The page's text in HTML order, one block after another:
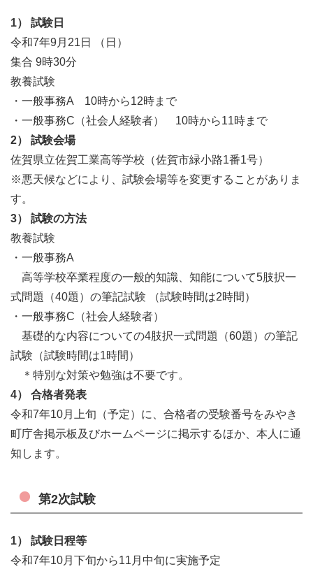
1） 試験日
令和7年9月21日 （日）
集合 9時30分
教養試験
・一般事務A 10時から12時まで
・一般事務C（社会人経験者） 10時から11時まで
2） 試験会場
佐賀県立佐賀工業高等学校（佐賀市緑小路1番1号）
※悪天候などにより、試験会場等を変更することがありま
す。
3） 試験の方法
教養試験
・一般事務A
高等学校卒業程度の一般的知識、知能について5肢択一
式問題（40題）の筆記試験 （試験時間は2時間）
・一般事務C（社会人経験者）
基礎的な内容についての4肢択一式問題（60題）の筆記
試験（試験時間は1時間）
＊特別な対策や勉強は不要です。
4） 合格者発表
令和7年10月上旬（予定）に、合格者の受験番号をみやき
町庁舎掲示板及びホームページに掲示するほか、本人に通
知します。
第2次試験
1） 試験日程等
令和7年10月下旬から11月中旬に実施予定